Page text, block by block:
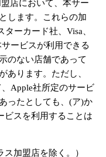
店において、本サー
します。これらの加
ーカード社、Visa、
ービスが利用できる
のない店舗であって
あります。ただし、
Apple社所定のサービ
ったとしても、(ア)か
ビスを利用することは
加盟店を除く。）